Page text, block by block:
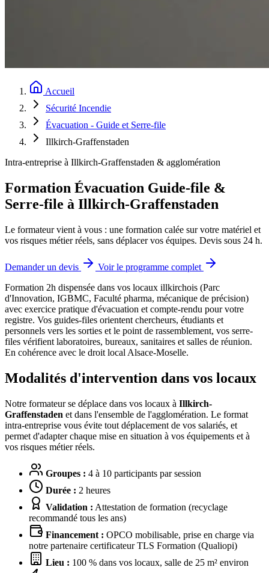
Accueil
Sécurité Incendie
Évacuation - Guide et Serre-file
Illkirch-Graffenstaden
Intra-entreprise à Illkirch-Graffenstaden & agglomération
Formation Évacuation Guide-file &
Serre-file à Illkirch-Graffenstaden
Le formateur vient à vous : une formation calée sur votre matériel et
vos risques métier réels, sans déplacer vos équipes. Devis sous 24 h.
Demander un devis
Voir le programme complet
Formation 2h dispensée dans vos locaux illkirchois (Parc
d'Innovation, IGBMC, Faculté pharma, mécanique de précision)
avec exercice pratique d'évacuation et compte-rendu pour votre
registre. Vos guides-files orientent chercheurs, étudiants et
personnels vers les sorties et le point de rassemblement, vos serre-
files vérifient laboratoires, bureaux, sanitaires et salles de réunion.
En cohérence avec le droit local Alsace-Moselle.
Modalités d'intervention dans vos locaux
Notre formateur se déplace dans vos locaux à Illkirch-
Graffenstaden et dans l'ensemble de l'agglomération. Le format
intra-entreprise vous évite tout déplacement de vos salariés, et
permet d'adapter chaque mise en situation à vos équipements et à
vos risques métier réels.
Groupes : 4 à 10 participants par session
Durée : 2 heures
Validation : Attestation de formation (recyclage
recommandé tous les ans)
Financement : OPCO mobilisable, prise en charge via
notre partenaire certificateur TLS Formation (Qualiopi)
Lieu : 100 % dans vos locaux, salle de 25 m² environ